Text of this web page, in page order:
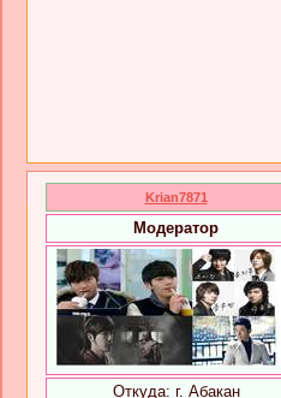
Krian7871
Модератор
Откуда: г. Абакан